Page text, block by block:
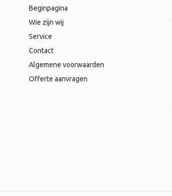
Beginpagina
Wie zijn wij
Service
Contact
Algemene voorwaarden
Offerte aanvragen